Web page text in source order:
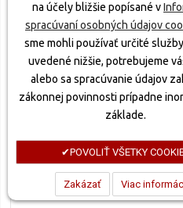
na účely bližšie popísané v
spracúvaní osobných údajov
sme mohli používať určité
uvedené nižšie, potrebujeme
alebo sa spracúvanie údajov
zákonnej povinnosti prípadne
základe.
POVOLIŤ VŠETKY
Zakázať Viac
OCEĽOVÁ ROZETA SUN1-
HUSABERG,